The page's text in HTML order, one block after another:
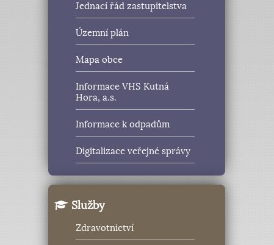
Jednací řád zastupitelstva
Územní plán
Mapa obce
Informace VHS Kutná
Hora, a.s.
Informace k odpadům
Digitalizace veřejné správy
Služby
Zdravotnictví